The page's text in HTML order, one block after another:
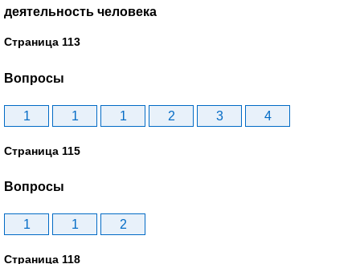
деятельность человека
Страница 113
Вопросы
1 1 1 2 3 4
Страница 115
Вопросы
1 1 2
Страница 118